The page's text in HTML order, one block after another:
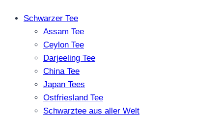
Schwarzer Tee
Assam Tee
Ceylon Tee
Darjeeling Tee
China Tee
Japan Tees
Ostfriesland Tee
Schwarztee aus aller Welt